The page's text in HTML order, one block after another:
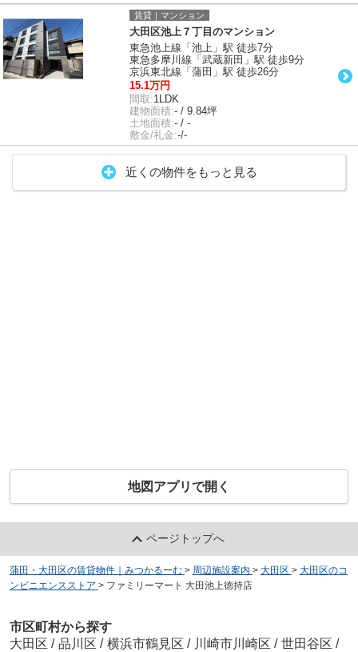
賃貸｜マンション
大田区池上７丁目のマンション
東急池上線「池上」駅 徒歩7分
東急多摩川線「武蔵新田」駅 徒歩9分
京浜東北線「蒲田」駅 徒歩26分
15.1万円
間取:1LDK
建物面積:- / 9.84坪
土地面積:- / -
敷金/礼金:-/-
近くの物件をもっと見る
地図アプリで開く
ページトップへ
蒲田・大田区の賃貸物件｜みつかるーむ > 周辺施設案内 > 大田区 > 大田区のコ
ンビニエンスストア > ファミリーマート 大田池上徳持店
市区町村から探す
大田区 / 品川区 / 横浜市鶴見区 / 川崎市川崎区 / 世田谷区 /